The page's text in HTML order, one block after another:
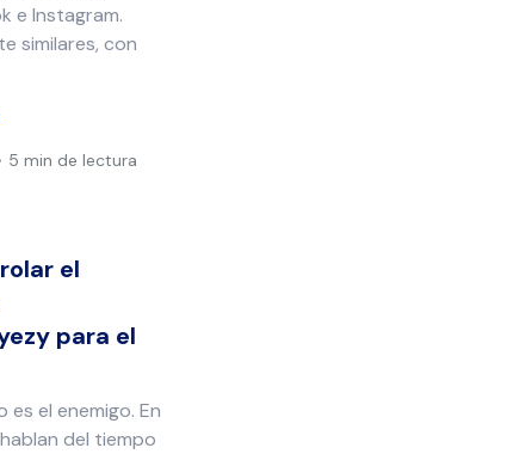
e Instagram.
similares, con
5 min de lectura
el
para el
el enemigo. En
del tiempo